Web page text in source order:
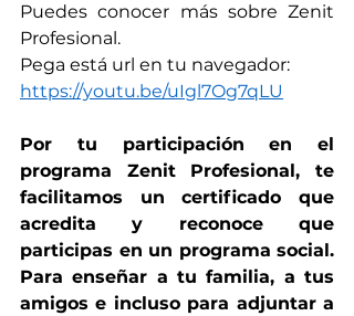
Puedes conocer más sobre Zenit
Profesional.
Pega está url en tu navegador:
https://youtu.be/uIgl7Og7qLU
Por tu participación en el
programa Zenit Profesional, te
facilitamos un certificado que
acredita y reconoce que
participas en un programa social.
Para enseñar a tu familia, a tus
amigos e incluso para adjuntar a